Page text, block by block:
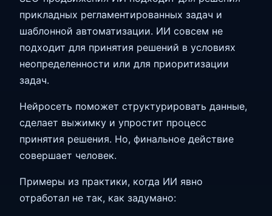
прикладных регламентированных задач и
шаблонной автоматизации. ИИ совсем не
подходит для принятия решений в условиях
неопределенности или для приоритизации
задач.
Нейросеть поможет структурировать данные,
сделает выжимку и упростит процесс
принятия решения. Но, финальное действие
совершает человек.
Примеры из практики, когда ИИ явно
отработал не так, как задумано: